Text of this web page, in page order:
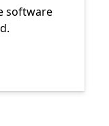
software